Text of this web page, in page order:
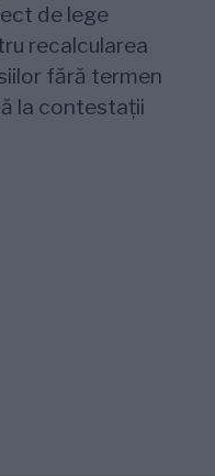
de lege
recalcularea
fără termen
la contestații